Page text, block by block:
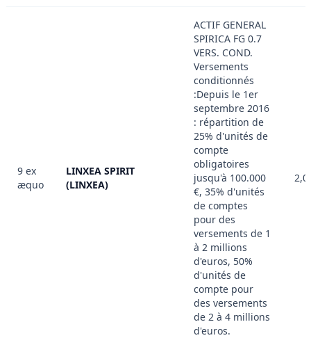
9 ex
æquo
LINXEA SPIRIT
(LINXEA)
ACTIF GENERAL
SPIRICA FG 0.7
VERS. COND.
Versements
conditionnés
:Depuis le 1er
septembre 2016
: répartition de
25% d'unités de
compte
obligatoires
jusqu'à 100.000
€, 35% d'unités
de comptes
pour des
versements de 1
à 2 millions
d'euros, 50%
d'unités de
compte pour
des versements
de 2 à 4 millions
d'euros.